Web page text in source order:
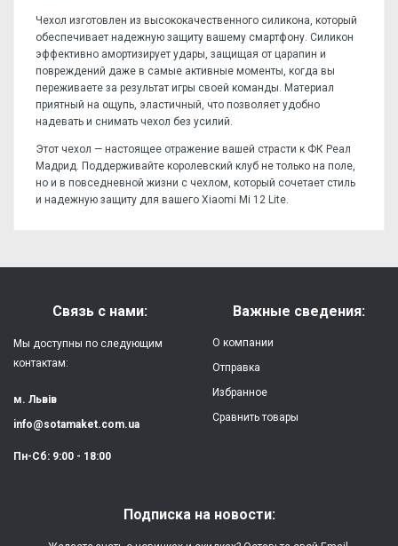
Чехол изготовлен из высококачественного силикона, который
обеспечивает надежную защиту вашему смартфону. Силикон
эффективно амортизирует удары, защищая от царапин и
повреждений даже в самые активные моменты, когда вы
переживаете за результат игры своей команды. Материал
приятный на ощупь, эластичный, что позволяет удобно
надевать и снимать чехол без усилий.
Этот чехол — настоящее отражение вашей страсти к ФК Реал
Мадрид. Поддерживайте королевский клуб не только на поле,
но и в повседневной жизни с чехлом, который сочетает стиль
и надежную защиту для вашего Xiaomi Mi 12 Lite.
Защита:
от ударов,
Качество:
яркая, четкая
Особенности:
(влагостойкая, гибкая)
Напишите отзыв или мнение
Связь с нами:
Мы доступны по следующим
контактам:
м. Львів
info@sotamaket.com.ua
Пн-Сб: 9:00 - 18:00
Важные сведения:
О компании
Отправка
Избранное
Сравнить товары
Подписка на новости: